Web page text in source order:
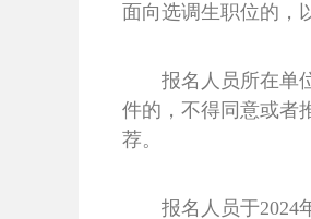
面向选调生职位的，
报名人员所在单
件的，不得同意或者
荐。
报名人员于2024